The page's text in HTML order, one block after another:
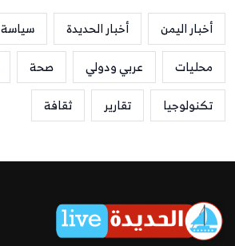
أخبار اليمن أخبار الحديدة سياسة
محليات
عربي ودولي صحة
تكنولوجيا
تقارير ثقافة